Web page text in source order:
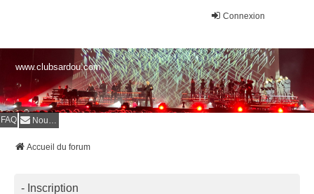
Connexion
www.clubsardou.com
FAQ Nous contacter
Accueil du forum
- Inscription